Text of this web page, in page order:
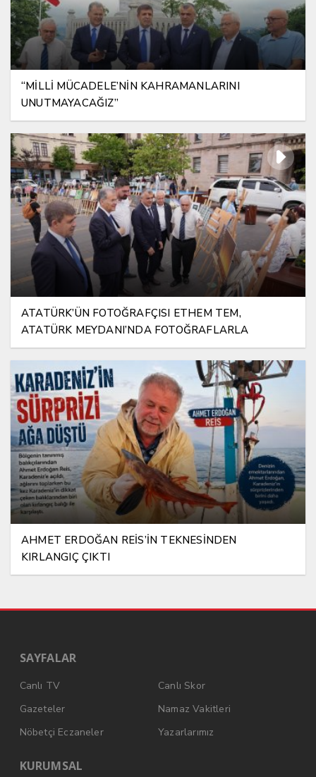
“MİLLİ MÜCADELE’NİN KAHRAMANLARINI
UNUTMAYACAĞIZ”
ATATÜRK’ÜN FOTOĞRAFÇISI ETHEM TEM,
ATATÜRK MEYDANI’NDA FOTOĞRAFLARLA
YAŞATILIYOR
AHMET ERDOĞAN REİS’İN TEKNESİNDEN
KIRLANGIÇ ÇIKTI
SAYFALAR
Canlı TV
Canlı Skor
Gazeteler
Namaz Vakitleri
Nöbetçi Eczaneler
Yazarlarımız
KURUMSAL